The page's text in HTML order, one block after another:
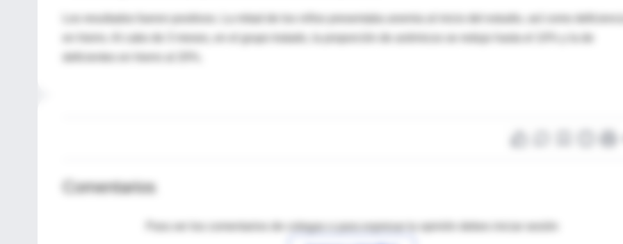
en hierro. Al cabo de 3 meses, en el grupo tratado, la proporción de anémicos se redujo hasta el 10% y la de
Comentarios
Para ver los comentarios de colegas o para expresar tu opinión debes iniciar sesión